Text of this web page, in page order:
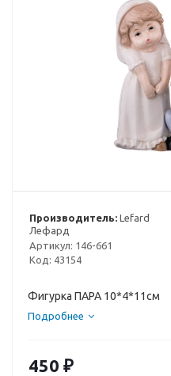
Производитель: Lefard
Лефард
Артикул: 146-661
Код: 43154
Фигурка ПАРА 10*4*11см
Подробнее
450 ₽